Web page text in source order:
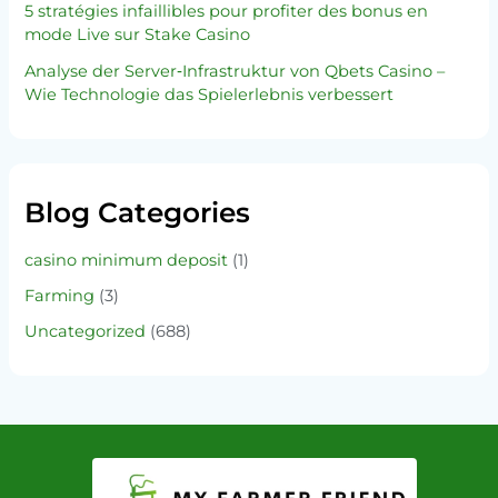
5 stratégies infaillibles pour profiter des bonus en
mode Live sur Stake Casino
Analyse der Server‑Infrastruktur von Qbets Casino –
Wie Technologie das Spielerlebnis verbessert
Blog Categories
casino minimum deposit (1)
Farming (3)
Uncategorized (688)